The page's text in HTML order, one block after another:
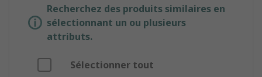
Recherchez des produits similaires en
sélectionnant un ou plusieurs
attributs.
Sélectionner tout